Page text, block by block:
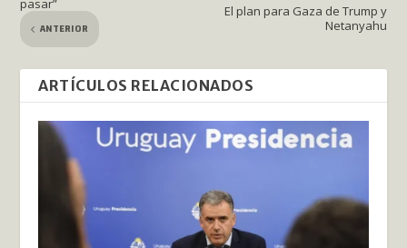
pasar”
ANTERIOR
El plan para Gaza de Trump y
Netanyahu
ARTÍCULOS RELACIONADOS